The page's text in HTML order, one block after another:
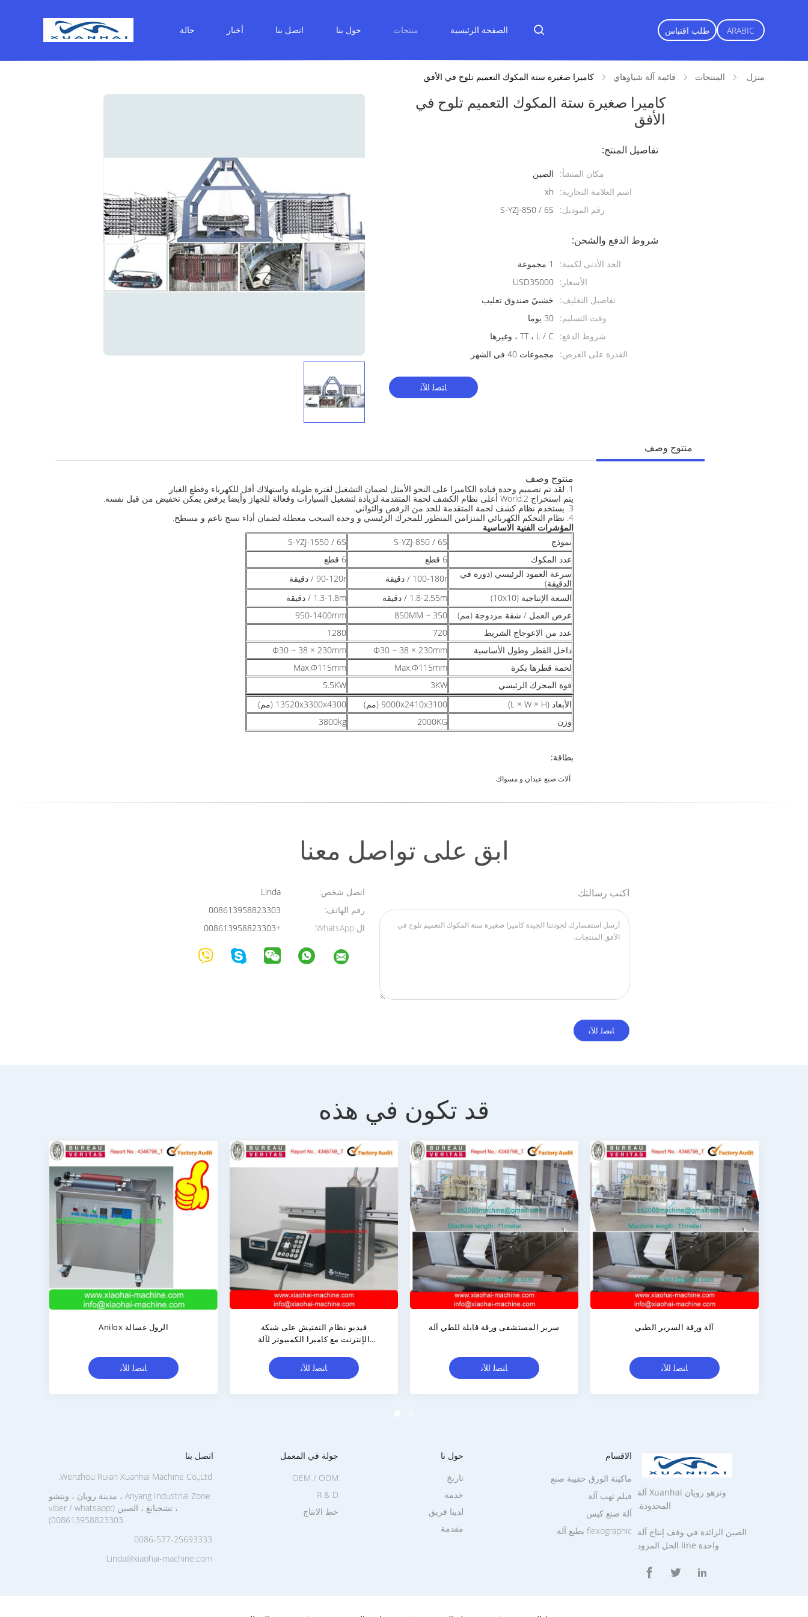
الصفحة الرئيسية منتجات حول بنا اتصل بنا أخبار حالة طلب اقتباس ARABIC
منزل المنتجات قائمة آلة شياوهاي كاميرا صغيرة ستة المكوك التعميم تلوح في الأفق
كاميرا صغيرة ستة المكوك التعميم تلوح في
الأفق
تفاصيل المنتج:
مكان المنشأ:
الصين
اسم العلامة التجارية:
xh
رقم الموديل:
S-YZJ-850 / 6S
شروط الدفع والشحن:
الحد الأدنى لكمية:
1 مجموعة
الأسعار: USD35000
تفاصيل التغليف:
خشبيّ صندوق تعليب
وقت التسليم: 30 يوما
شروط الدفع:
TT ، L / C ، وغيرها
القدرة على العرض:
مجموعات 40 في الشهر
ﺎﺘﺼﻟ ﺍﻶﻧ
منتوج وصف
منتوج وصف
1. لقد تم تصميم وحدة قيادة الكاميرا على النحو الأمثل لضمان التشغيل لفترة طويلة واستهلاك أقل للكهرباء وقطع الغيار.
يتم استخراج 2.World أعلى نظام الكشف لحمة المتقدمة لزيادة لتشغيل السيارات وفعالة للجهاز وأيضا يرفض يمكن تخفيض من قبل نفسه.
3. يستخدم نظام كشف لحمة المتقدمة للحد من الرفض والثواني.
4. نظام التحكم الكهربائي المتزامن المتطور للمحرك الرئيسي و وحدة السحب معطلة لضمان أداء نسج ناعم و مسطح.
المؤشرات الفنية الاساسية
نموذج
S-YZJ-850 / 6S
S-YZJ-1550 / 6S
عدد المكوك
6 قطع
6 قطع
سرعة العمود الرئيسي (دورة في
الدقيقة)
100-180r / دقيقة
90-120r / دقيقة
السعة الإنتاجية (10x10)
1.8-2.55m / دقيقة
1.3-1.8m / دقيقة
عرض العمل / شقة مزدوجة (مم)
350 ~ 850MM
950-1400mm
عدد من الاعوجاج الشريط
720
1280
داخل القطر وطول الأساسية
Φ30 ~ 38 × 230mm
Φ30 ~ 38 × 230mm
لحمة قطرها بكرة
Max.Φ115mm
Max.Φ115mm
قوة المحرك الرئيسي
3KW
5.5KW
الأبعاد (L × W × H)
9000x2410x3100 (مم)
13520x3300x4300 (مم)
وزن
2000KG
3800kg
بطاقة:
آلات صنع عيدان و مسواك
ابق على تواصل معنا
اتصل شخص:
رقم الهاتف:
ال WhatsApp:
+008613958823303
اكتب رسالتك
قد تكون في هذه
Anilox الرول غسالة
فيديو نظام التفتيش على شبكة
الإنترنت مع كاميرا الكمبيوتر لآلة
سرير المستشفى ورقة قابلة للطي آلة آلة ورقة السرير الطبي
ونزهو رويان Xuanhai آلة
المحدودة.
الصين الرائدة في وقف إنتاج آلة
واحدة Iine الحل المزود
الاقسام
flexographic يطبع آلة
ماكينة الورق حقيبة صنع
فيلم تهب آلة
آلة صنع كيس
حول نا
مقدمة
تاريخ
خدمة
لدينا فريق
جولة في المعمل
خط الانتاج
OEM / ODM
R & D
اتصل بنا
Wenzhou Ruian Xuanhai Machine Co.,Ltd.
Anyang Industrial Zone ، مدينة رويان ، ونتشو
، تشجيانغ ، الصين (viber / whatsapp:
008613958823303)
0086-577-25693333
Linda@xiaohai-machine.com